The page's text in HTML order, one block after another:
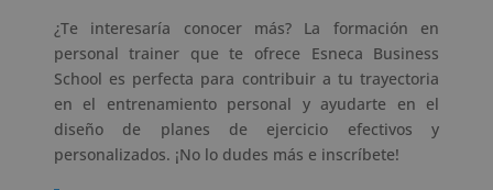
¿Te interesaría conocer más? La formación en
personal trainer que te ofrece Esneca Business
School es perfecta para contribuir a tu trayectoria
en el entrenamiento personal y ayudarte en el
diseño de planes de ejercicio efectivos y
personalizados. ¡No lo dudes más e inscríbete!